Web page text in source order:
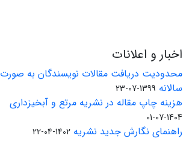
اخبار و اعلانات
محدودیت دریافت مقالات نویسندگان به صورت
سالانه 1399-07-23
هزینه چاپ مقاله در نشریه مرتع و آبخیزداری
1404-07-01
راهنمای نگارش جدید نشریه 1402-04-22